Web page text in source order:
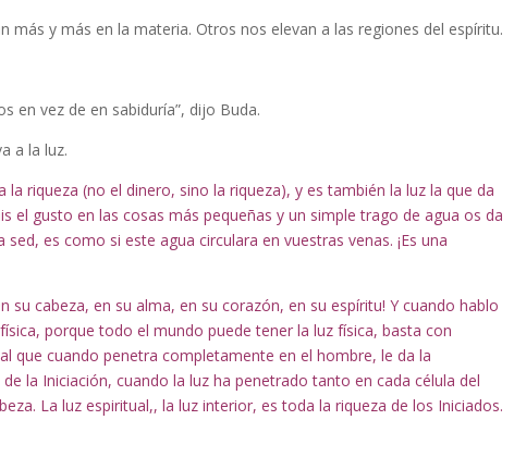
más y más en la materia. Otros nos elevan a las regiones del espíritu.
en vez de en sabiduría”, dijo Buda.
a la luz.
la riqueza (no el dinero, sino la riqueza), y es también la luz la que da
el gusto en las cosas más pequeñas y un simple trago de agua os da
es como si este agua circulara en vuestras venas. ¡Es una
su cabeza, en su alma, en su corazón, en su espíritu! Y cuando hablo
porque todo el mundo puede tener la luz física, basta con
que cuando penetra completamente en el hombre, le da la
la Iniciación, cuando la luz ha penetrado tanto en cada célula del
La luz espiritual,, la luz interior, es toda la riqueza de los Iniciados.